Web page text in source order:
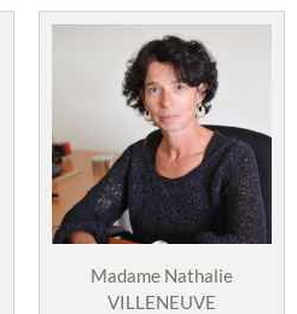
Madame Nathalie
VILLENEUVE